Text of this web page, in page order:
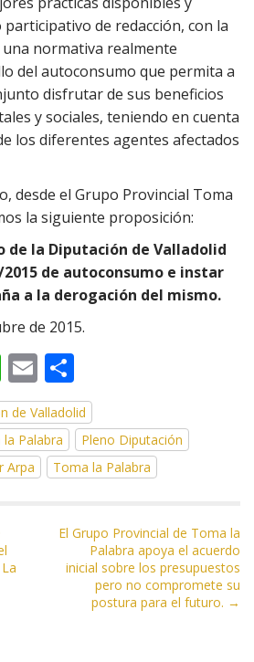
de redacción, con la
normativa realmente
del autoconsumo que permita a
disfrutar de sus beneficios
y sociales, teniendo en cuenta
los diferentes agentes afectados
desde el Grupo Provincial Toma
la siguiente proposición:
de la Diputación de Valladolid
de autoconsumo e instar
a la derogación del mismo.
de 2015.
W
h
at
s
A
p
E
m
ai
l
o
m
p
ar
r
de Valladolid
Palabra
Pleno Diputación
Arpa Toma la Palabra
El Grupo Provincial de Toma la
Palabra apoya el acuerdo
inicial sobre los presupuestos
pero no compromete su
postura para el futuro. →